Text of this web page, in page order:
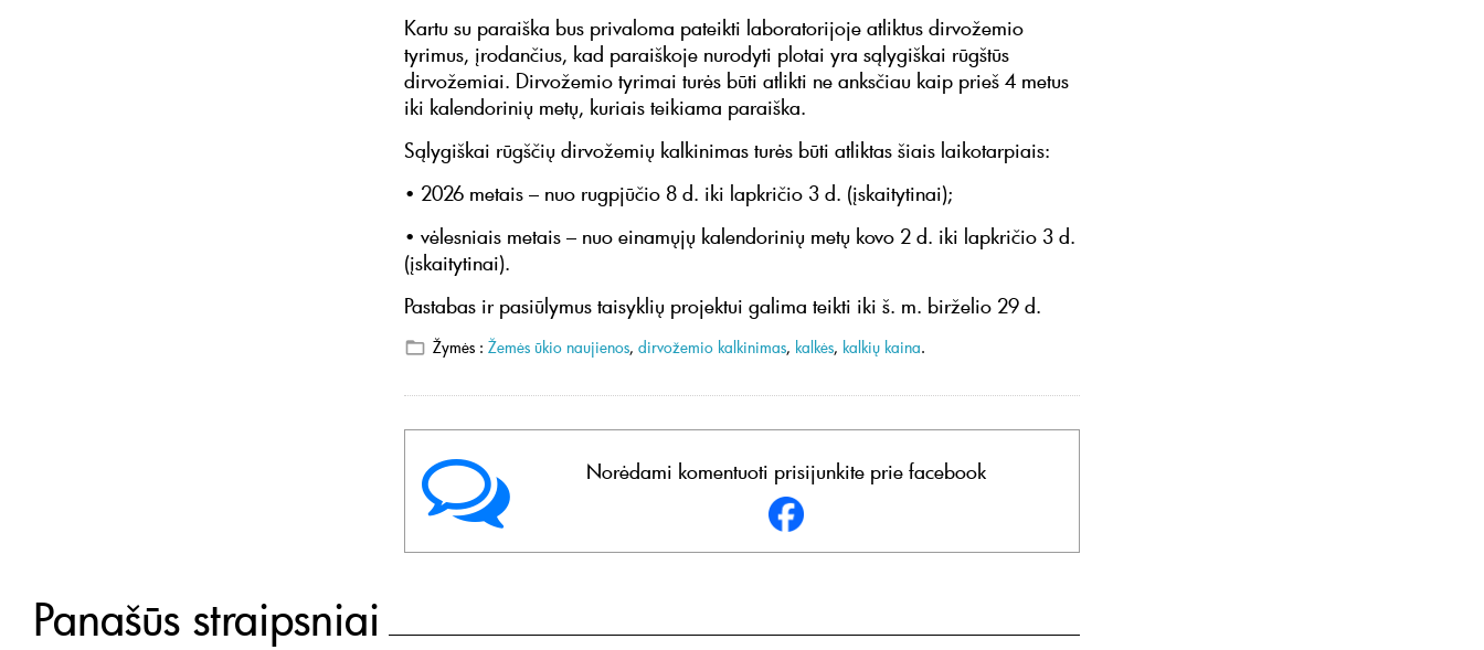
Kartu su paraiška bus privaloma pateikti laboratorijoje atliktus dirvožemio
tyrimus, įrodančius, kad paraiškoje nurodyti plotai yra sąlygiškai rūgštūs
dirvožemiai. Dirvožemio tyrimai turės būti atlikti ne anksčiau kaip prieš 4 metus
iki kalendorinių metų, kuriais teikiama paraiška.
Sąlygiškai rūgščių dirvožemių kalkinimas turės būti atliktas šiais laikotarpiais:
• 2026 metais – nuo rugpjūčio 8 d. iki lapkričio 3 d. (įskaitytinai);
• vėlesniais metais – nuo einamųjų kalendorinių metų kovo 2 d. iki lapkričio 3 d.
(įskaitytinai).
Pastabas ir pasiūlymus taisyklių projektui galima teikti iki š. m. birželio 29 d.
Žymės : Žemės ūkio naujienos, dirvožemio kalkinimas, kalkės, kalkių kaina.
Norėdami komentuoti prisijunkite prie facebook
Panašūs straipsniai